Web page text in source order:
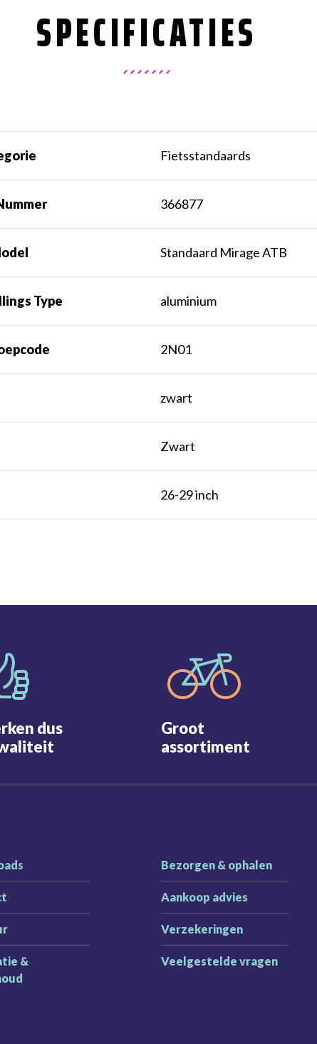
SPECIFICATIES
Fietsstandaards
366877
Standaard Mirage ATB
Type aluminium
2N01
zwart
Zwart
26-29 inch
dus
Groot
assortiment
&
Bezorgen & ophalen
Aankoop advies
Verzekeringen
Veelgestelde vragen